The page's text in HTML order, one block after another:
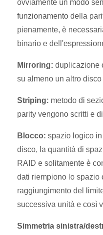
ovviamente un modo
funzionamento della
pienamente, è
binario e
Mirroring: duplicazione
su almeno un altro disco
Striping: metodo di
parity vengono scritti e
Blocco: spazio logico
disco, la quantità di
RAID e solitamente è
dati riempiono lo spazio
raggiungimento del
successiva unità e così
Simmetria sinistra/